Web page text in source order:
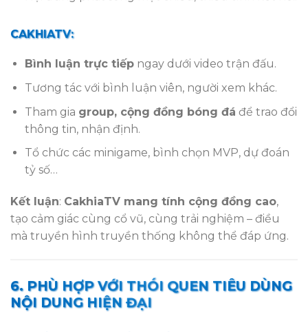
CAKHIATV:
Bình luận trực tiếpngay dưới video trận đấu.
Tương tác với bình luận viên, người xem khác.
Tham gia group, cộng đồng bóng đá để trao đổi
thông tin, nhận định.
Tổ chức các minigame, bình chọn MVP, dự đoán
tỷ số…
Kết luận: CakhiaTV mang tính cộng đồng cao,
tạo cảm giác cùng cổ vũ, cùng trải nghiệm – điều
mà truyền hình truyền thống không thể đáp ứng.
6. PHÙ HỢP VỚI THÓI QUEN TIÊU DÙNG
NỘI DUNG HIỆN ĐẠI